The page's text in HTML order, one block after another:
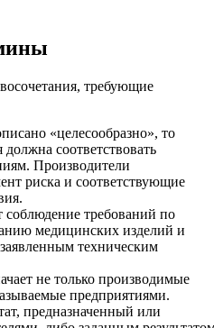
требующие
«целесообразно», то
соответствовать
Производители
риска и соответствующие
соблюдение требований по
медицинских изделий и
техническим
не только производимые
предприятиями.
предназначенный или